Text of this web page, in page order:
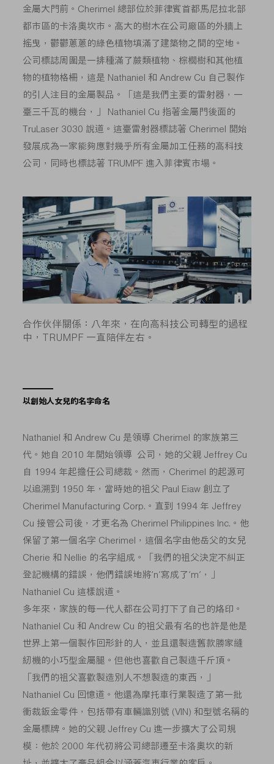
金屬大門前。Cherimel 總部位於菲律賓首都馬尼拉北部
都市區的卡洛奧坎市。高大的樹木在公司廠區的外牆上
搖曳，鬱鬱蔥蔥的綠色植物填滿了建築物之間的空地。
公司標誌周圍是一排種滿了蕨類植物、棕櫚樹和其他植
物的植物格柵，這是 Nathaniel 和 Andrew Cu 自己製作
的引人注目的金屬製品。「這是我們主要的雷射器，一
臺三千瓦的機台，」 Nathaniel Cu 指著金屬門後面的
TruLaser 3030 說道。這臺雷射器標誌著 Cherimel 開始
發展成為一家能夠應對幾乎所有金屬加工任務的高科技
公司，同時也標誌著 TRUMPF 進入菲律賓市場。
合作伙伴關係：八年來，在向高科技公司轉型的過程
中，TRUMPF 一直陪伴左右。
以創始人女兒的名字命名
Nathaniel 和 Andrew Cu 是領導 Cherimel 的家族第三
代。她自 2010 年開始領導 公司，她的父親 Jeffrey Cu
自 1994 年起擔任公司總裁。然而，Cherimel 的起源可
以追溯到 1950 年，當時她的祖父 Paul Eiaw 創立了
Cherimel Manufacturing Corp.。直到 1994 年 Jeffrey
Cu 接管公司後，才更名為 Cherimel Philippines Inc.。他
保留了第一個名字 Cherimel，這個名字由他岳父的女兒
Cherie 和 Nellie 的名字組成。「我們的祖父決定不糾正
登記機構的錯誤，他們錯誤地將‘n’寫成了‘m’，」
Nathaniel Cu 這樣說道。
多年來，家族的每一代人都在公司打下了自己的烙印。
Nathaniel Cu 和 Andrew Cu 的祖父最有名的也許是他是
世界上第一個製作回形針的人，並且還製造舊款勝家縫
紉機的小巧型金屬腿。但他也喜歡自己製造千斤頂。
「我們的祖父喜歡製造別人不想製造的東西，」
Nathaniel Cu 回憶道。他還為摩托車行業製造了第一批
衝裁鈑金零件，包括帶有車輛識別號 (VIN) 和型號名稱的
金屬標牌。她的父親 Jeffrey Cu 進一步擴大了公司規
模：他於 2000 年代初將公司總部遷至卡洛奧坎的新